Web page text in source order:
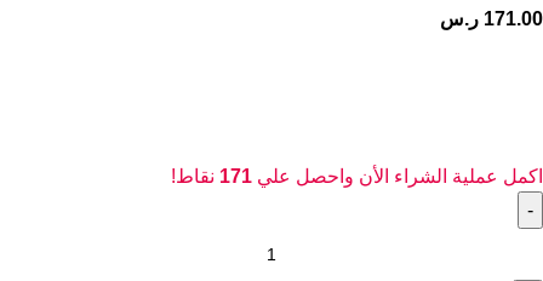
171.00 ر.س
اكمل عملية الشراء الأن واحصل علي 171 نقاط!